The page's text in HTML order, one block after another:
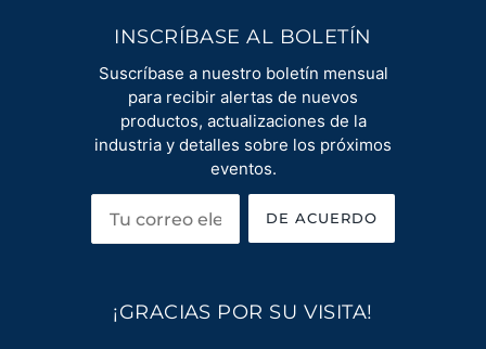
INSCRÍBASE AL BOLETÍN
Suscríbase a nuestro boletín mensual
para recibir alertas de nuevos
productos, actualizaciones de la
industria y detalles sobre los próximos
eventos.
DE ACUERDO
¡GRACIAS POR SU VISITA!